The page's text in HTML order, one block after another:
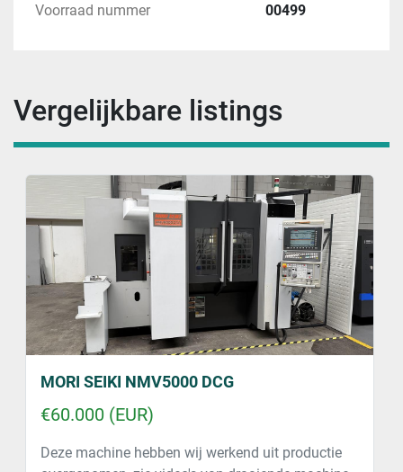
Voorraad nummer 00499
Vergelijkbare listings
MORI SEIKI NMV5000 DCG
€60.000 (EUR)
Deze machine hebben wij werkend uit productie